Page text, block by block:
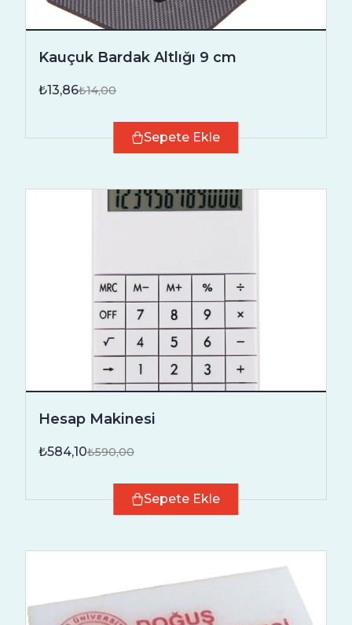
Kauçuk Bardak Altlığı 9 cm
₺13,86₺14,00
Sepete Ekle
Hesap Makinesi
₺584,10₺590,00
Sepete Ekle